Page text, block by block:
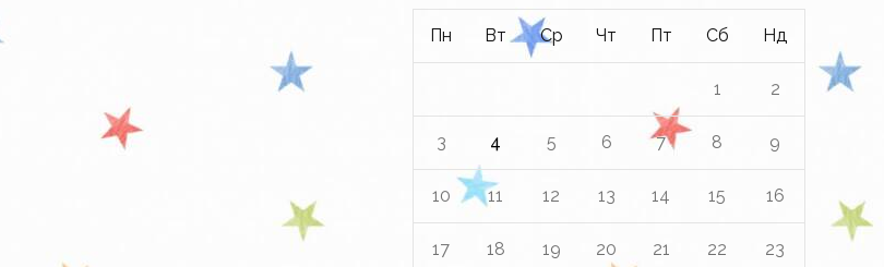
Пн Вт Ср Чт Пт Сб Нд
1 2
3 4 5 6 7 8 9
10 11 12 13 14 15 16
17 18 19 20 21 22 23